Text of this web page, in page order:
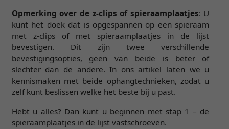
Opmerking over de z-clips of spieraamplaatjes: U
kunt het doek dat is opgespannen op een spieraam
met z-clips of met spieraamplaatjes in de lijst
bevestigen. Dit zijn twee verschillende
bevestigingsopties, geen van beide is beter of
slechter dan de andere. In ons artikel laten we u
kennismaken met beide ophangtechnieken, zodat u
zelf kunt beslissen welke het beste bij u past.
Hebt u alles? Dan kunt u beginnen met stap 1 – de
spieraamplaatjes in de lijst vastschroeven.